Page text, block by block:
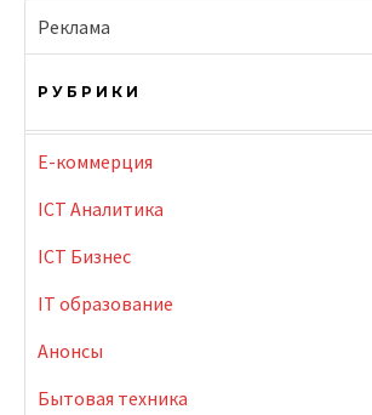
Реклама
РУБРИКИ
E-коммерция
ICT Аналитика
ICT Бизнес
IT образование
Анонсы
Бытовая техника